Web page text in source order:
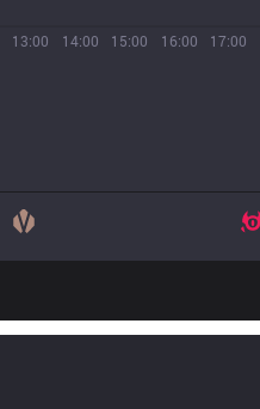
13:00 14:00 15:00 16:00 17:00